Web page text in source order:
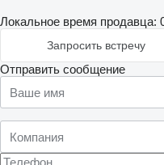
Локальное время продавца:
Запросить встречу
Отправить сообщение